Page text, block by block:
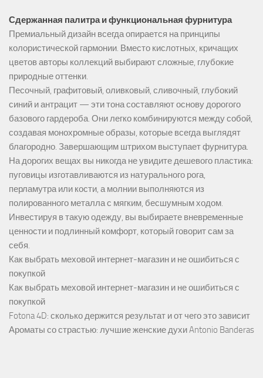
Сдержанная палитра и функциональная фурнитура
Премиальный дизайн всегда опирается на принципы
колористической гармонии. Вместо кислотных, кричащих
цветов авторы коллекций выбирают сложные, глубокие
природные оттенки.
Песочный, графитовый, оливковый, сливочный, глубокий
синий и антрацит — эти тона составляют основу дорогого
базового гардероба. Они легко комбинируются между собой,
создавая монохромные образы, которые всегда выглядят
благородно. Завершающим штрихом выступает фурнитура.
На дорогих вещах вы никогда не увидите дешевого пластика:
пуговицы изготавливаются из натурального рога,
перламутра или кости, а молнии выполняются из
полированного металла с мягким, бесшумным ходом.
Инвестируя в такую одежду, вы выбираете вневременные
ценности и подлинный комфорт, который говорит сам за
себя.
Как выбрать меховой интернет-магазин и не ошибиться с
покупкой
Как выбрать меховой интернет-магазин и не ошибиться с
покупкой
Fotona 4D: сколько держится результат и от чего это зависит
Ароматы со страстью: лучшие женские духи Antonio Banderas